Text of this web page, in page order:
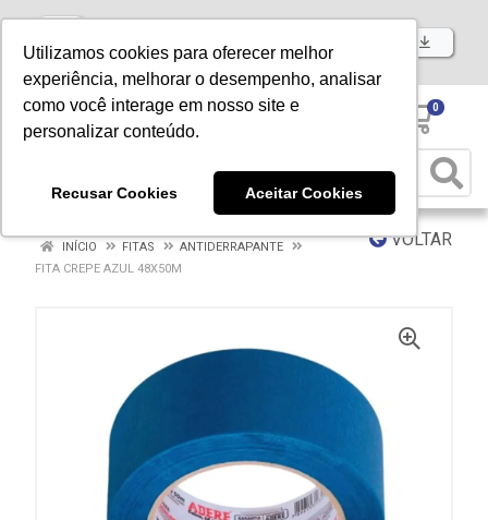
Utilizamos cookies para oferecer melhor
experiência, melhorar o desempenho, analisar
como você interage em nosso site e
personalizar conteúdo.
Recusar Cookies Aceitar Cookies
Baixe já nosso APP
0
VOLTAR
INÍCIO FITAS
ANTIDERRAPANTE
FITA CREPE AZUL 48X50M